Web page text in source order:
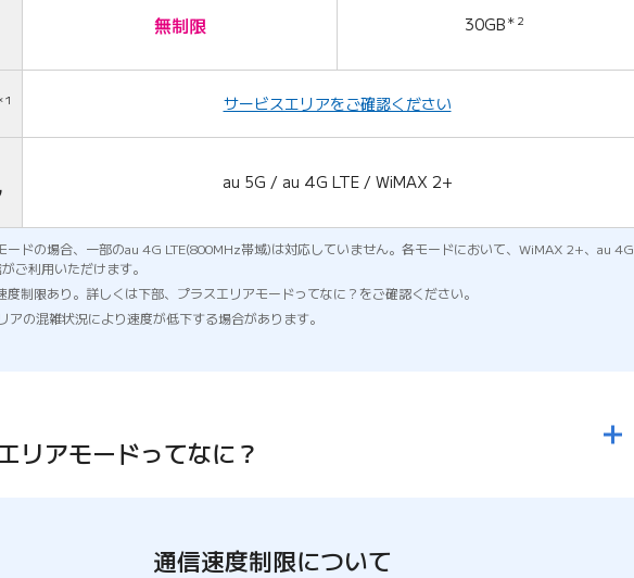
無制限 30GB ＊2
1 サービスエリアをご確認ください
au 5G / au 4G LTE / WiMAX 2+
ードの場合、一部のau 4G LTE(800MHz帯域)は対応していません。各モードにおいて、WiMAX 2+、au 4G
ご利用いただけます。
度制限あり。詳しくは下部、プラスエリアモードってなに？をご確認ください。
アの混雑状況により速度が低下する場合があります。
リアモードってなに？
通信速度制限について